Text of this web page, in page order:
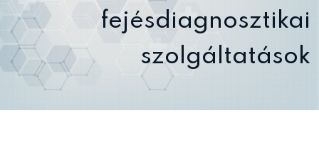
fejésdiagnosztikai
szolgáltatások